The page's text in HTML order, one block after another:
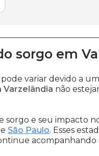
sorgo em
pode variar devido a
não
sorgo e seu impacto
e São Paulo. Esses